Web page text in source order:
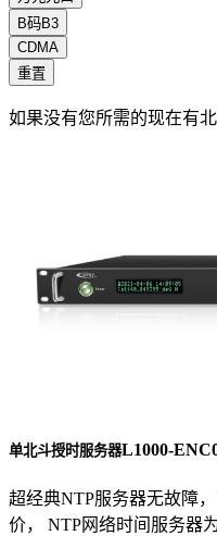
B码B3
CDMA
重置
如果没有您所需的现在有
单北斗授时服务器L1000-
超经典NTP服务器无故障
价， NTP网络时间服务器